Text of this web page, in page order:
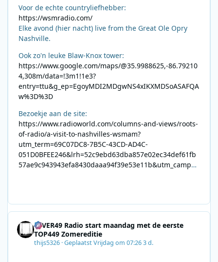
Voor de echte countryliefhebber:
https://wsmradio.com/
Elke avond (hier nacht) live from the Great Ole Opry
Nashville.
Ook zo'n leuke Blaw-Knox tower:
https://www.google.com/maps/@35.9988625,-86.79210
4,308m/data=!3m1!1e3?
entry=ttu&g_ep=EgoyMDI2MDgwNS4xIKXMDSoASAFQA
w%3D%3D
Bezoekje aan de site:
https://www.radioworld.com/columns-and-views/roots-
of-radio/a-visit-to-nashvilles-wsmam?
utm_term=69C07DC8-7B5C-43CD-AD4C-
051D0BFEE246&lrh=52c9ebd63dba857e02ec34def61fb
57ae9c943943efa8430daaa94f39e53e11b&utm_campai
8F09201A140D&utm_source=SmartBrief
4EVER49 Radio start maandag met de eerste
TOP449 Zomereditie
thijs5326 ·GeplaatstVrijdag om 07:263 d.